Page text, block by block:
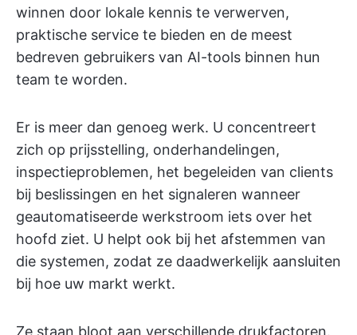
winnen door lokale kennis te verwerven,
praktische service te bieden en de meest
bedreven gebruikers van AI-tools binnen hun
team te worden.
Er is meer dan genoeg werk. U concentreert
zich op prijsstelling, onderhandelingen,
inspectieproblemen, het begeleiden van clients
bij beslissingen en het signaleren wanneer
geautomatiseerde werkstroom iets over het
hoofd ziet. U helpt ook bij het afstemmen van
die systemen, zodat ze daadwerkelijk aansluiten
bij hoe uw markt werkt.
Ze staan bloot aan verschillende drukfactoren.